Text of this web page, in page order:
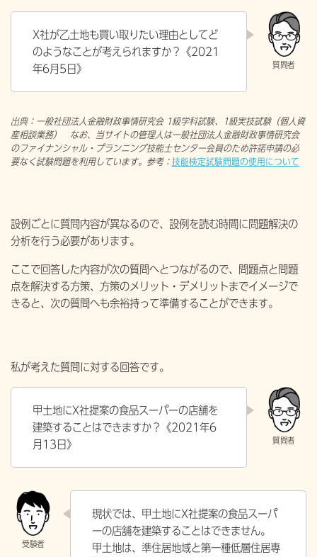
X社が乙土地も買い取りたい理由としてど
のようなことが考えられますか？《2021
年6月5日》
出典：一般社団法人金融財政事情研究会 1級学科試験、1級実技試験（個人資
産相談業務） なお、当サイトの管理人は一般社団法人金融財政事情研究会
のファイナンシャル・プランニング技能士センター会員のため許諾申請の必
要なく試験問題を利用しています。参考： 技能検定試験問題の使用について
設例ごとに質問内容が異なるので、設例を読む時間に問題解決の
分析を行う必要があります。
ここで回答した内容が次の質問へとつながるので、問題点と問題
点を解決する方策、方策のメリット・デメリットまでイメージで
きると、次の質問へも余裕持って準備することができます。
私が考えた質問に対する回答です。
甲土地にX社提案の食品スーパーの店舗を
建築することはできますか？《2021年6
月13日》
現状では、甲土地にX社提案の食品スーパ
ーの店舗を建築することはできません。
甲土地は、準住居地域と第一種低層住居専